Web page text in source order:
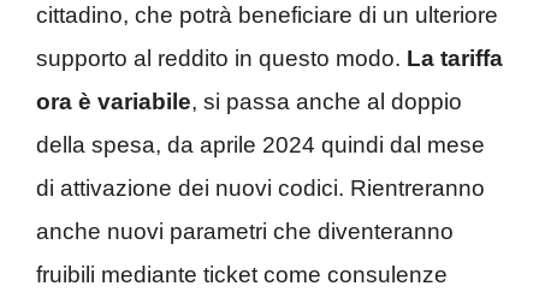
cittadino, che potrà beneficiare di un ulteriore
supporto al reddito in questo modo. La tariffa
ora è variabile, si passa anche al doppio
della spesa, da aprile 2024 quindi dal mese
di attivazione dei nuovi codici. Rientreranno
anche nuovi parametri che diventeranno
fruibili mediante ticket come consulenze